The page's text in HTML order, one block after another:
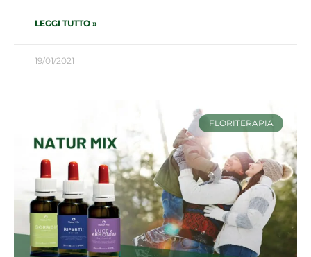
LEGGI TUTTO »
19/01/2021
FLORITERAPIA